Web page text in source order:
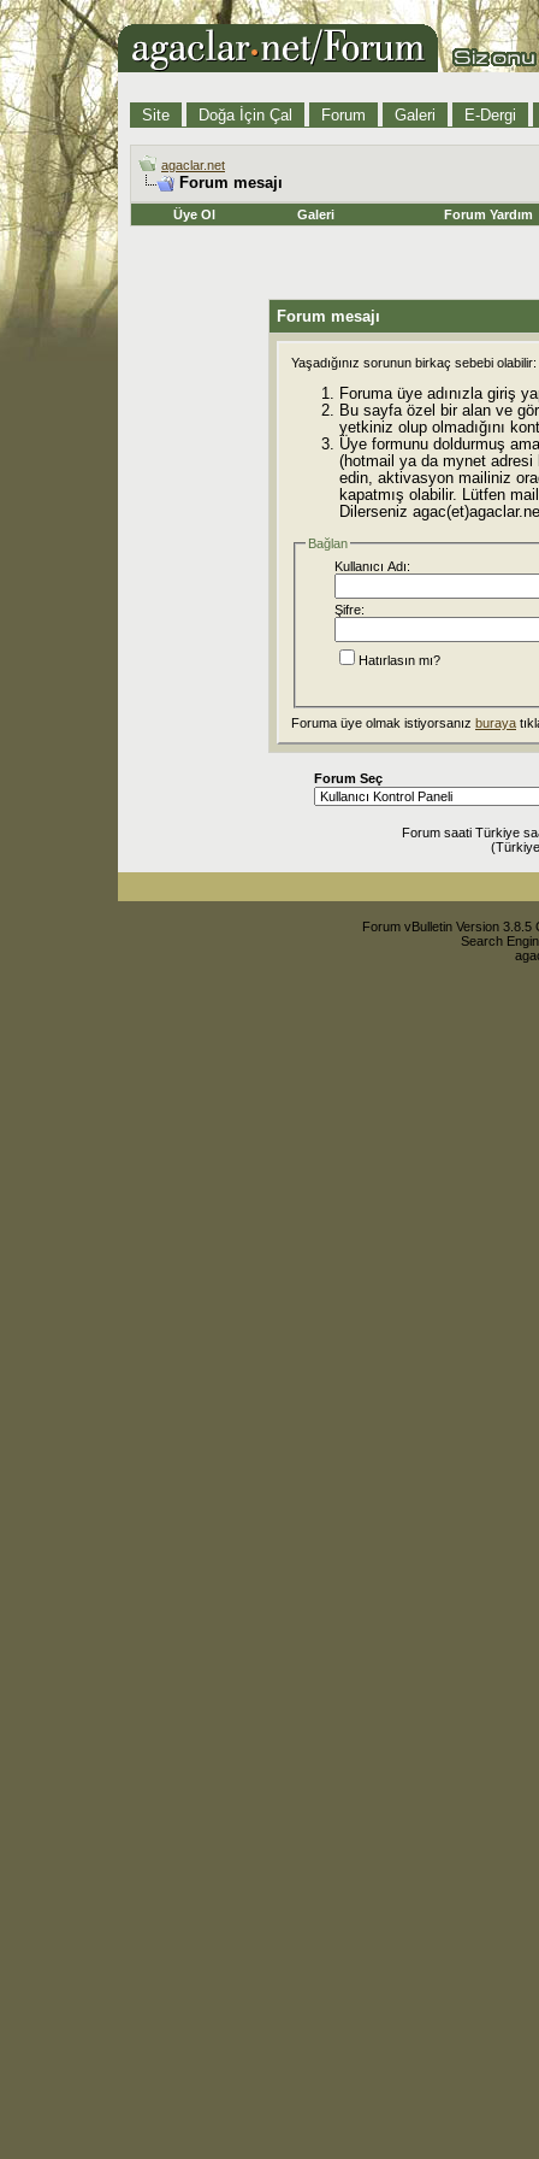
Site Doğa İçin Çal Forum Galeri E-Dergi
agaclar.net
Forum mesajı
Üye Ol Galeri Forum Yardım
Forum mesajı
Yaşadığınız sorunun birkaç sebebi olabilir:
Foruma üye adınızla giriş
Bu sayfa özel bir alan ve
yetkiniz olup olmadığını
Üye formunu doldurmuş
(hotmail ya da mynet adresi
edin, aktivasyon mailiniz
kapatmış olabilir. Lütfen
Dilerseniz
Bağlan
Kullanıcı Adı:
Şifre:
Hatırlasın mı?
Foruma üye olmak istiyorsanız buraya
Forum Seç
Forum saati Türkiye
Forum vBulletin Version
Search